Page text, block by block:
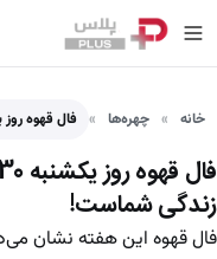
خانه چهره‌ها فال قهوه روز یکشنبه 30 آذر؛
زندگی شماست!
فال قهوه این هفته نشان